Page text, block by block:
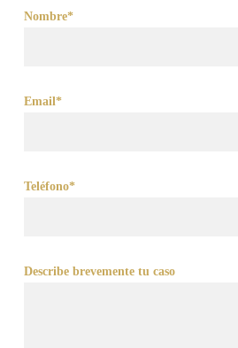
Nombre*
Email*
Teléfono*
Describe brevemente tu caso